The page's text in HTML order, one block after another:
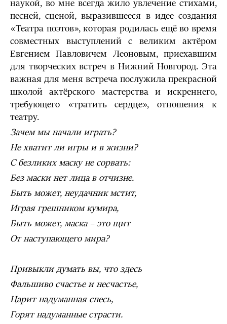
наукой, во мне всегда жило увлечение стихами,
песней, сценой, выразившееся в идее создания
«Театра поэтов», которая родилась ещё во время
совместных выступлений с великим актёром
Евгением Павловичем Леоновым, приехавшим
для творческих встреч в Нижний Новгород. Эта
важная для меня встреча послужила прекрасной
школой актёрского мастерства и искреннего,
требующего «тратить сердце», отношения к
театру.
Зачем мы начали играть?
Не хватит ли игры и в жизни?
С безликих маску не сорвать:
Без маски нет лица в отчизне.
Быть может, неудачник мстит,
Играя грешником кумира,
Быть может, маска – это щит
От наступающего мира?
Привыкли думать вы, что здесь
Фальшиво счастье и несчастье,
Царит надуманная спесь,
Горят надуманные страсти.